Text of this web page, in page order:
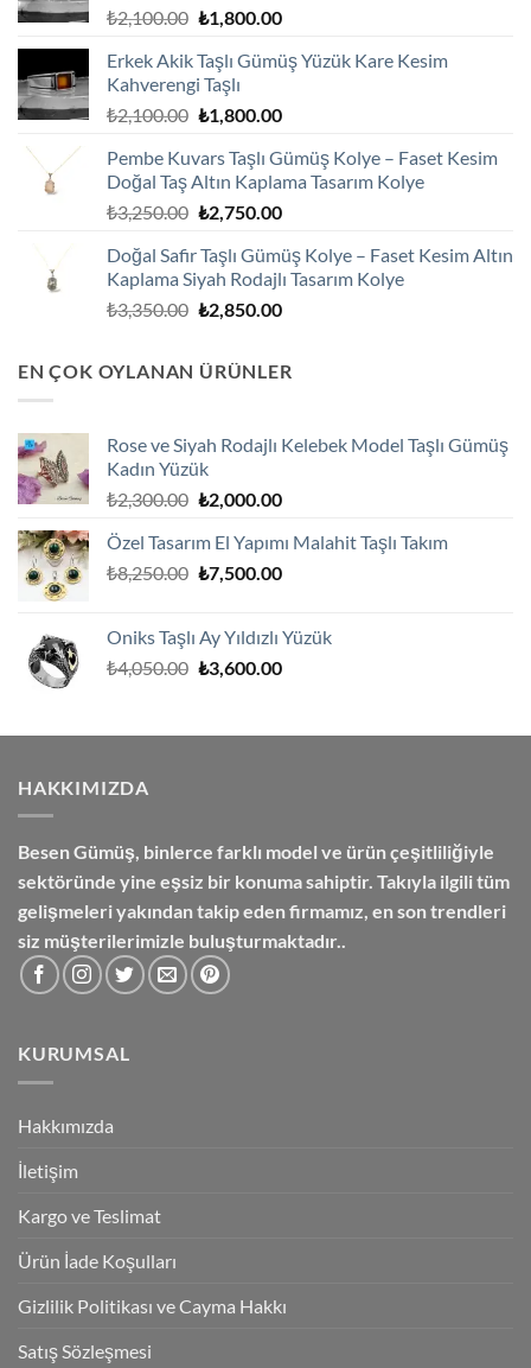
₺2,100.00 Orijinal
₺2,100.00.
₺1,800.00Şu
fiyat:
Erkek Akik Taşlı Gümüş Yüzük Kare Kesim
Kahverengi Taşlı
₺2,100.00 Orijinal
₺2,100.00.
₺1,800.00Şu
fiyat:
₺1,800.00.
Pembe Kuvars Taşlı Gümüş Kolye – Faset Kesim
Doğal Taş Altın Kaplama Tasarım Kolye
₺3,250.00 Orijinal
₺3,250.00.
₺2,750.00Şu
fiyat:
₺2,750.00.
Doğal Safir Taşlı Gümüş Kolye – Faset Kesim Altın
Kaplama Siyah Rodajlı Tasarım Kolye
₺3,350.00 Orijinal
₺3,350.00.
₺2,850.00Şu
₺2,850.00.
EN ÇOK OYLANAN ÜRÜNLER
Rose ve Siyah Rodajlı Kelebek Model Taşlı Gümüş
Kadın Yüzük
₺2,300.00 Orijinal
₺2,300.00.
₺2,000.00Şu
fiyat:
₺2,000.00.
Özel Tasarım El Yapımı Malahit Taşlı Takım
₺8,250.00 Orijinal
₺7,500.00Şu
₺7,500.00.
Oniks Taşlı Ay Yıldızlı Yüzük
₺4,050.00 Orijinal
₺3,600.00Şu
₺3,600.00.
HAKKIMIZDA
Besen Gümüş, binlerce farklı model ve ürün çeşitliliğiyle
sektöründe yine eşsiz bir konuma sahiptir. Takıyla ilgili tüm
gelişmeleri yakından takip eden firmamız, en son trendleri
siz müşterilerimizle buluşturmaktadır..
KURUMSAL
Hakkımızda
İletişim
Kargo ve Teslimat
Ürün İade Koşulları
Gizlilik Politikası ve Cayma Hakkı
Satış Sözleşmesi